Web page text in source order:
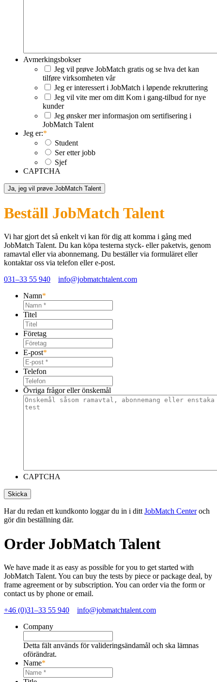
Avmerkingsbokser
Jeg vil prøve JobMatch gratis og se hva det kan
tilføre virksomheten vår
Jeg er interessert i JobMatch i løpende rekruttering
Jeg vil vite mer om ditt Kom i gang-tilbud for nye
kunder
Jeg ønsker mer informasjon om sertifisering i
JobMatch Talent
Jeg er:*
Student
Ser etter jobb
Sjef
CAPTCHA
Beställ JobMatch Talent
Vi har gjort det så enkelt vi kan för dig att komma i gång med
JobMatch Talent. Du kan köpa testerna styck- eller paketvis, genom
ramavtal eller via abonnemang. Du beställer via formuläret eller
kontaktar oss via telefon eller e-post.
031–33 55 940
info@jobmatchtalent.com
Namn*
Titel
Företag
E-post*
Telefon
Övriga frågor eller önskemål
CAPTCHA
Har du redan ett kundkonto loggar du in i ditt JobMatch Centeroch
gör din beställning där.
Order JobMatch Talent
We have made it as easy as possible for you to get started with
JobMatch Talent. You can buy the tests by piece or package deal, by
frame agreement or by subscription. You can order via the form or
contact us by phone or email.
+46 (0)31–33 55 940
info@jobmatchtalent.com
Company
Detta fält används för valideringsändamål och ska lämnas
oförändrat.
Name*